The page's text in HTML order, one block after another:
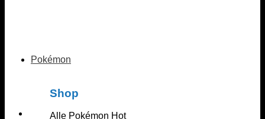
Pokémon
Shop
Alle Pokémon